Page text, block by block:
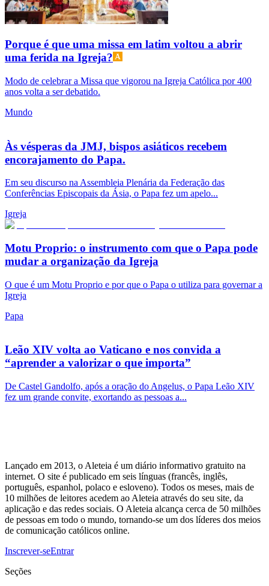
Porque é que uma missa em latim voltou a abrir
uma ferida na Igreja?
Modo de celebrar a Missa que vigorou na Igreja Católica por 400
anos volta a ser debatido.
Mundo
Às vésperas da JMJ, bispos asiáticos recebem
encorajamento do Papa.
Em seu discurso na Assembleia Plenária da Federação das
Conferências Episcopais da Ásia, o Papa fez um apelo...
Igreja
Motu Proprio: o instrumento com que o Papa pode
mudar a organização da Igreja
O que é um Motu Proprio e por que o Papa o utiliza para governar a
Igreja
Papa
Leão XIV volta ao Vaticano e nos convida a
“aprender a valorizar o que importa”
De Castel Gandolfo, após a oração do Angelus, o Papa Leão XIV
fez um grande convite, exortando as pessoas a...
Lançado em 2013, o Aleteia é um diário informativo gratuito na
internet. O site é publicado em seis línguas (francês, inglês,
português, espanhol, polaco e esloveno). Todos os meses, mais de
10 milhões de leitores acedem ao Aleteia através do seu site, da
aplicação e das redes sociais. O Aleteia alcança cerca de 50 milhões
de pessoas em todo o mundo, tornando-se um dos líderes dos meios
de comunicação católicos online.
Inscrever-seEntrar
Seções